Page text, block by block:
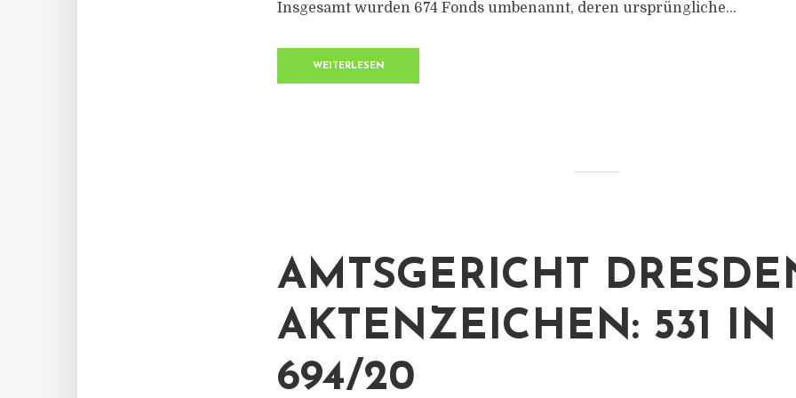
Insgesamt wurden 674 Fonds umbenannt, deren ursprüngliche...
WEITERLESEN
AMTSGERICHT
AKTENZEICHEN: 531 IN
694/20